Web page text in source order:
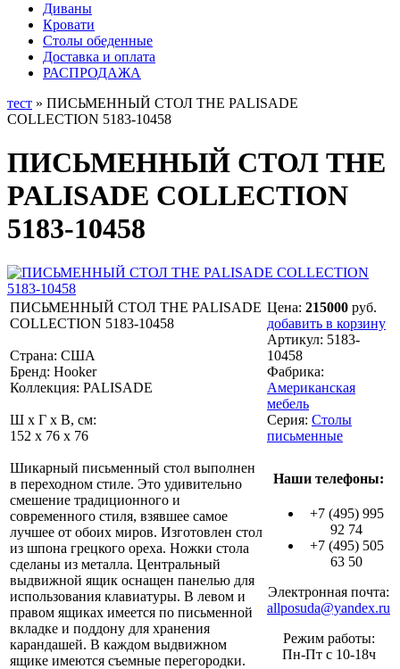
Диваны
Кровати
Столы обеденные
Доставка и оплата
РАСПРОДАЖА
тест » ПИСЬМЕННЫЙ СТОЛ THE PALISADE
COLLECTION 5183-10458
ПИСЬМЕННЫЙ СТОЛ THE
PALISADE COLLECTION
5183-10458
ПИСЬМЕННЫЙ СТОЛ THE PALISADE
COLLECTION 5183-10458
Страна: США
Бренд: Hooker
Коллекция: PALISADE
Ш x Г x В, см:
152 x 76 x 76
Шикарный письменный стол выполнен
в переходном стиле. Это удивительно
смешение традиционного и
современного стиля, взявшее самое
лучшее от обоих миров. Изготовлен стол
из шпона грецкого ореха. Ножки стола
сделаны из металла. Центральный
выдвижной ящик оснащен панелью для
использования клавиатуры. В левом и
правом ящиках имеется по письменной
вкладке и поддону для хранения
карандашей. В каждом выдвижном
ящике имеются съемные перегородки.
Цена: 215000 руб.
добавить в корзину
Артикул: 5183-
10458
Фабрика:
Американская
мебель
Серия: Столы
письменные
Наши телефоны:
+7 (495) 995
92 74
+7 (495) 505
63 50
Электронная почта:
allposuda@yandex.ru
Режим работы:
Пн-Пт с 10-18ч